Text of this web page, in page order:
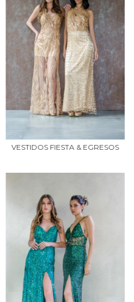
VESTIDOS FIESTA & EGRESOS